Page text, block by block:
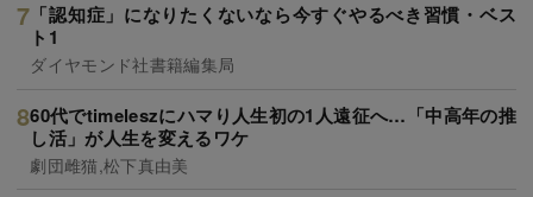
「認知症」になりたくないなら今すぐやるべき習慣・ベス
ト1
ダイヤモンド社書籍編集局
60代でtimeleszにハマり人生初の1人遠征へ…「中高年の推
し活」が人生を変えるワケ
劇団雌猫,松下真由美